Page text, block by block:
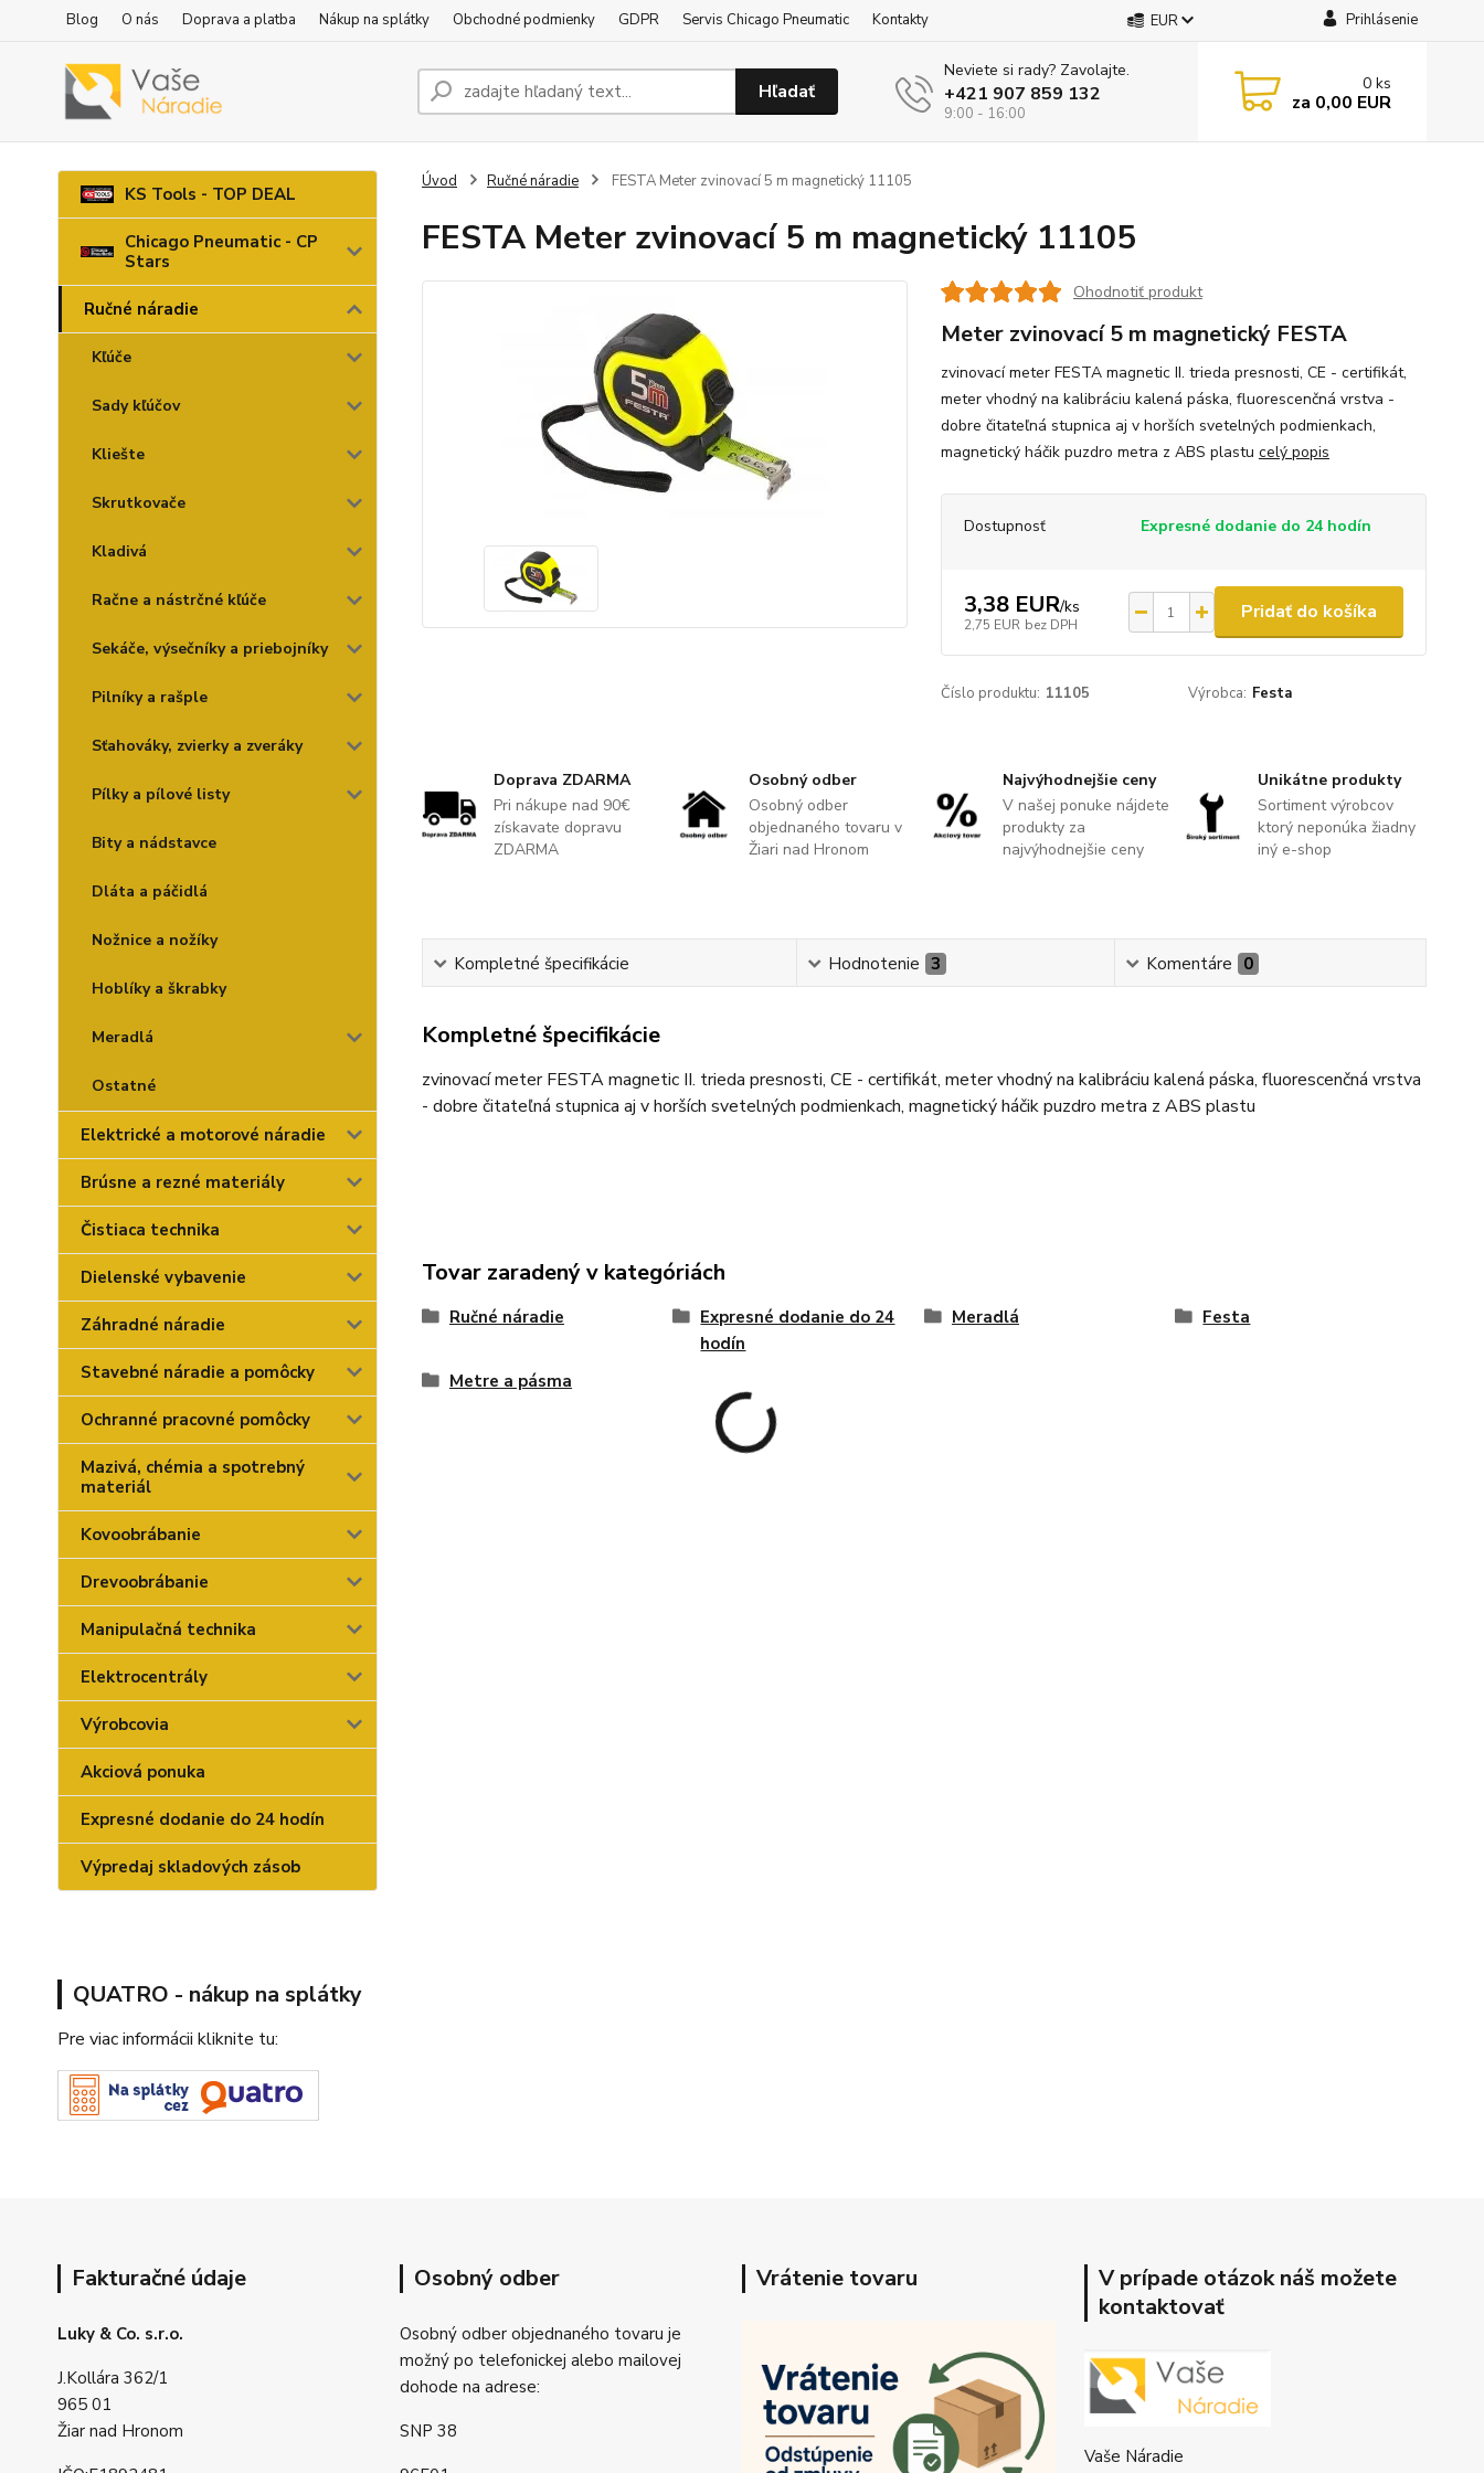
Blog O nás Doprava a platba Nákup na splátky Obchodné podmienky GDPR Servis Chicago Pneumatic Kontakty EUR Prihlásenie
Hľadať
Neviete si rady? Zavolajte.
+421 907 859 132
9:00 - 16:00
0 ks
za 0,00 EUR
KS Tools - TOP DEAL
Chicago Pneumatic - CP
Stars
Ručné náradie
Kľúče
Sady kľúčov
Kliešte
Skrutkovače
Kladivá
Račne a nástrčné kľúče
Sekáče, výsečníky a priebojníky
Pilníky a rašple
Sťahováky, zvierky a zveráky
Pílky a pílové listy
Bity a nádstavce
Dláta a páčidlá
Nožnice a nožíky
Hoblíky a škrabky
Meradlá
Ostatné
Elektrické a motorové náradie
Brúsne a rezné materiály
Čistiaca technika
Dielenské vybavenie
Záhradné náradie
Stavebné náradie a pomôcky
Ochranné pracovné pomôcky
Mazivá, chémia a spotrebný
materiál
Kovoobrábanie
Drevoobrábanie
Manipulačná technika
Elektrocentrály
Výrobcovia
Akciová ponuka
Expresné dodanie do 24 hodín
Výpredaj skladových zásob
QUATRO - nákup na splátky
Pre viac informácii kliknite tu:
Úvod Ručné náradie FESTA Meter zvinovací 5 m magnetický 11105
FESTA Meter zvinovací 5 m magnetický 11105
Ohodnotiť produkt
Meter zvinovací 5 m magnetický FESTA
zvinovací meter FESTA magnetic II. trieda presnosti, CE - certifikát,
meter vhodný na kalibráciu kalená páska, fluorescenčná vrstva -
dobre čitateľná stupnica aj v horších svetelných podmienkach,
magnetický háčik puzdro metra z ABS plastu celý popis
Dostupnosť Expresné dodanie do 24 hodín
3,38 EUR/ks
2,75 EUR bez DPH
Pridať do košíka
Číslo produktu: 11105 Výrobca: Festa
Doprava ZDARMA
Pri nákupe nad 90€
získavate dopravu
ZDARMA
Osobný odber
Osobný odber
objednaného tovaru v
Žiari nad Hronom
Najvýhodnejšie ceny
V našej ponuke nájdete
produkty za
najvýhodnejšie ceny
Unikátne produkty
Sortiment výrobcov
ktorý neponúka žiadny
iný e-shop
Kompletné špecifikácie Hodnotenie 3 Komentáre 0
Kompletné špecifikácie
zvinovací meter FESTA magnetic II. trieda presnosti, CE - certifikát, meter vhodný na kalibráciu kalená páska, fluorescenčná vrstva
- dobre čitateľná stupnica aj v horších svetelných podmienkach, magnetický háčik puzdro metra z ABS plastu
Tovar zaradený v kategóriách
Ručné náradie
Expresné dodanie do 24
hodín
Meradlá Festa
Metre a pásma
Fakturačné údaje
Luky & Co. s.r.o.
J.Kollára 362/1
965 01
Žiar nad Hronom
Osobný odber
Osobný odber objednaného tovaru je
možný po telefonickej alebo mailovej
dohode na adrese:
SNP 38
Vrátenie tovaru
V prípade otázok náš možete
kontaktovať
Vaše Náradie